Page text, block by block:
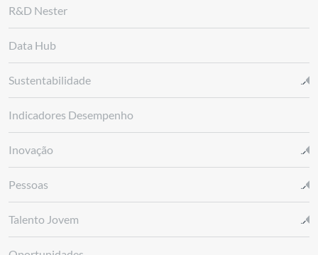
R&D Nester
Data Hub
Sustentabilidade
Indicadores Desempenho
Inovação
Pessoas
Talento Jovem